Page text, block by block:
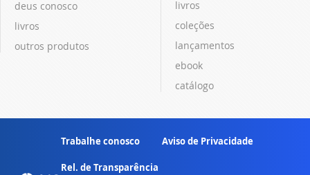
deus conosco
livros
outros produtos
livros
coleções
lançamentos
ebook
catálogo
Trabalhe conosco Aviso de Privacidade
Rel. de Transparência